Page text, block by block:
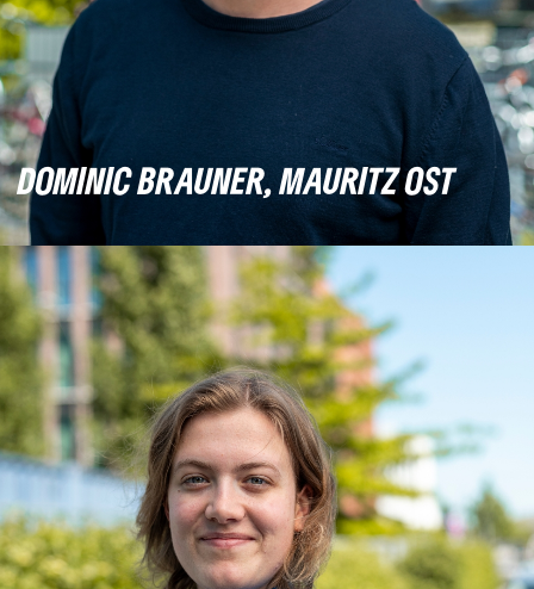
DOMINIC BRAUNER, MAURITZ OST